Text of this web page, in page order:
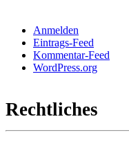
Anmelden
Eintrags-Feed
Kommentar-Feed
WordPress.org
Rechtliches